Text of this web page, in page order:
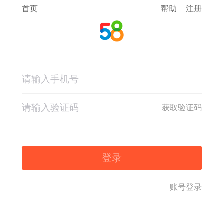
首页 帮助 注册
获取验证码
登录
账号登录